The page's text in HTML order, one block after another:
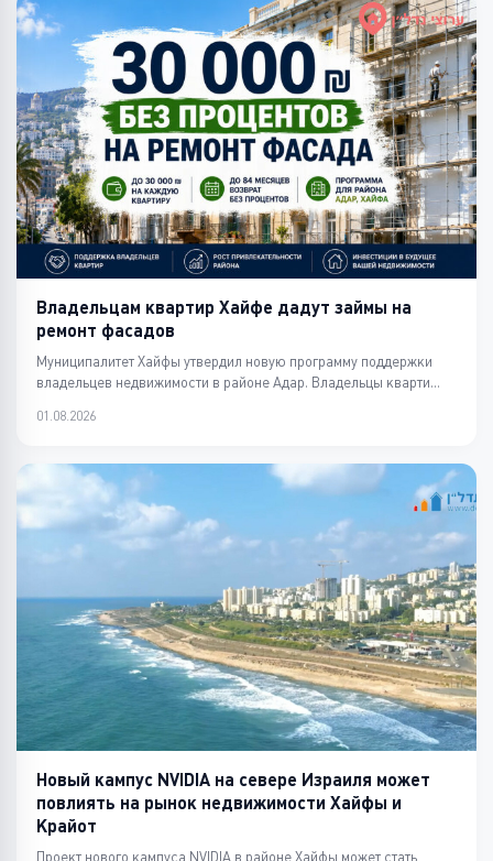
Владельцам квартир Хайфе дадут займы на
ремонт фасадов
Муниципалитет Хайфы утвердил новую программу поддержки
владельцев недвижимости в районе Адар. Владельцы кварти...
01.08.2026
Новый кампус NVIDIA на севере Израиля может
повлиять на рынок недвижимости Хайфы и
Крайот
Проект нового кампуса NVIDIA в районе Хайфы может стать